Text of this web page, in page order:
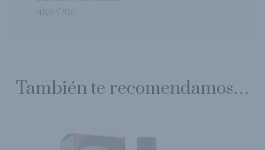
48,9º/70cl
También te recomendamos…